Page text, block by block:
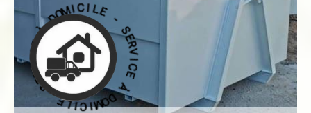
S
E
R
V
I
C
E
À
D
O
M
I
C
ILE - SERV I
C
E
À
D
O
M
I
C
I
L
E
-